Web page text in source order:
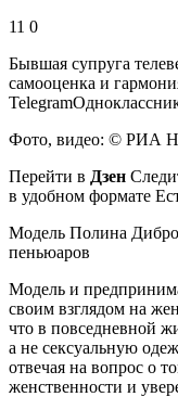
11 0
Бывшая супруга
самооценка и
Фото, видео: © РИА
Перейти в Дзен
в удобном формате
Модель Полина
пеньюаров
Модель и
своим взглядом на
что в повседневной
а не сексуальную
отвечая на вопрос о
женственности и